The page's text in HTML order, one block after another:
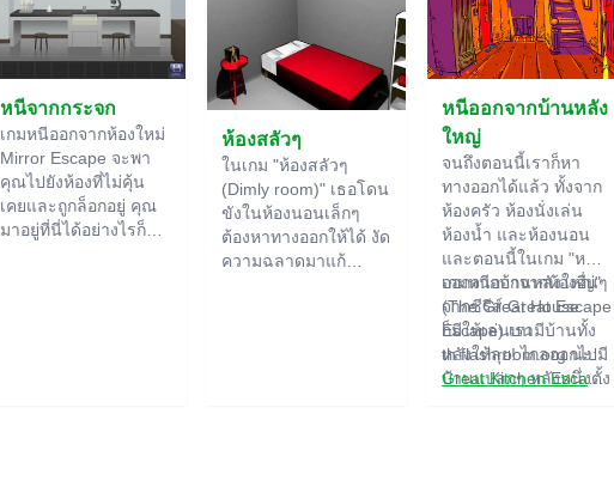
หนีจากกระจก
เกมหนีออกจากห้องใหม่
Mirror Escape จะพา
คุณไปยังห้องที่ไม่คุ้น
เคยและถูกล็อกอยู่ คุณ
มาอยู่ที่นี่ได้อย่างไรก็
ห้องสลัวๆ
ในเกม "ห้องสลัวๆ
(Dimly room)" เธอโดน
ขังในห้องนอนเล็กๆ
ต้องหาทางออกให้ได้ งัด
ความฉลาดมาแก้
หนีออกจากบ้านหลัง
ใหญ่
จนถึงตอนนี้เราก็หา
ทางออกได้แล้ว ทั้งจาก
ห้องครัว ห้องนั่งเล่น
ห้องน้ำ และห้องนอน
และตอนนี้ในเกม "หนี
ออกจากบ้านหลังใหญ่"
(The Great House
Escape) เรามีบ้านทั้ง
หลังให้ลุย! ไกลออกไปมี
บ้านแปลกๆ หลังหนึ่งตั้ง
เกมหนีออกจากห้องอื่นๆ
จากซีรีส์ Great Escape
ก็มีให้เล่นบน
th.flashroom.org นะ:
Great Kitchen Escape